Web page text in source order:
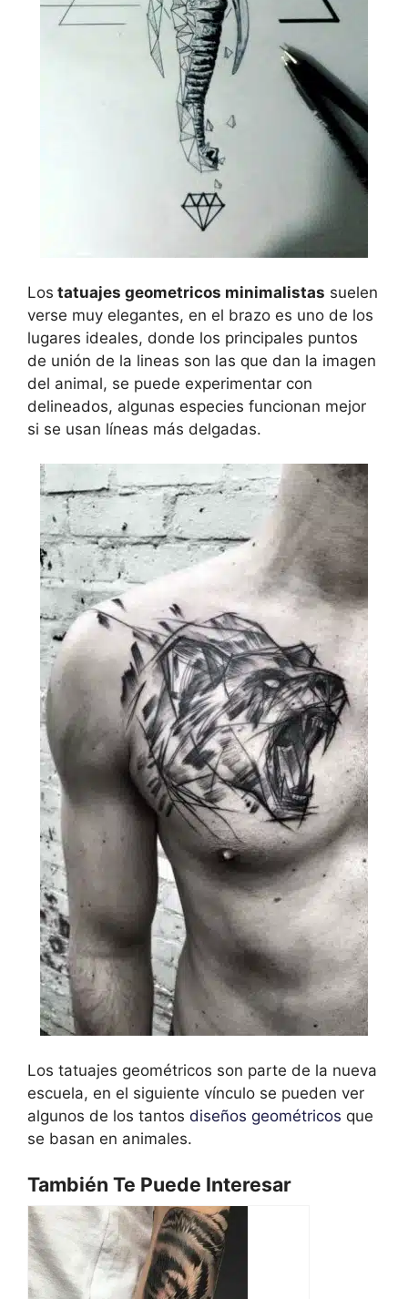
Los tatuajes geometricos minimalistas suelen
verse muy elegantes, en el brazo es uno de los
lugares ideales, donde los principales puntos
de unión de la lineas son las que dan la imagen
del animal, se puede experimentar con
delineados, algunas especies funcionan mejor
si se usan líneas más delgadas.
Los tatuajes geométricos son parte de la nueva
escuela, en el siguiente vínculo se pueden ver
algunos de los tantos diseños geométricos que
se basan en animales.
También Te Puede Interesar